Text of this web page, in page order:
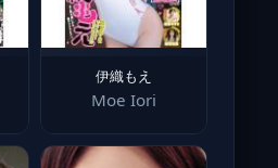
伊織もえ
Moe Iori